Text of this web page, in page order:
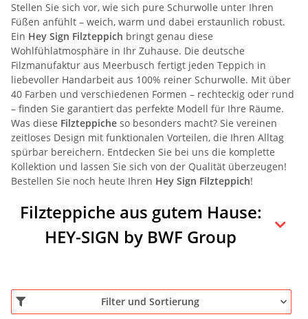
Stellen Sie sich vor, wie sich pure Schurwolle unter Ihren
Füßen anfühlt – weich, warm und dabei erstaunlich robust.
Ein Hey Sign Filzteppich bringt genau diese
Wohlfühlatmosphäre in Ihr Zuhause. Die deutsche
Filzmanufaktur aus Meerbusch fertigt jeden Teppich in
liebevoller Handarbeit aus 100% reiner Schurwolle. Mit über
40 Farben und verschiedenen Formen – rechteckig oder rund
– finden Sie garantiert das perfekte Modell für Ihre Räume.
Was diese Filzteppiche so besonders macht? Sie vereinen
zeitloses Design mit funktionalen Vorteilen, die Ihren Alltag
spürbar bereichern. Entdecken Sie bei uns die komplette
Kollektion und lassen Sie sich von der Qualität überzeugen!
Bestellen Sie noch heute Ihren Hey Sign Filzteppich!
Filzteppiche aus gutem Hause:
HEY-SIGN by BWF Group
Filter und Sortierung